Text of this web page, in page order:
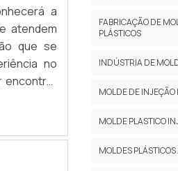
a
atendem
que se
no
encontrar
a
FABRICAÇÃO DE
PLÁSTICOS
INDÚSTRIA DE
MOLDE DE
MOLDE PLASTICO
MOLDES